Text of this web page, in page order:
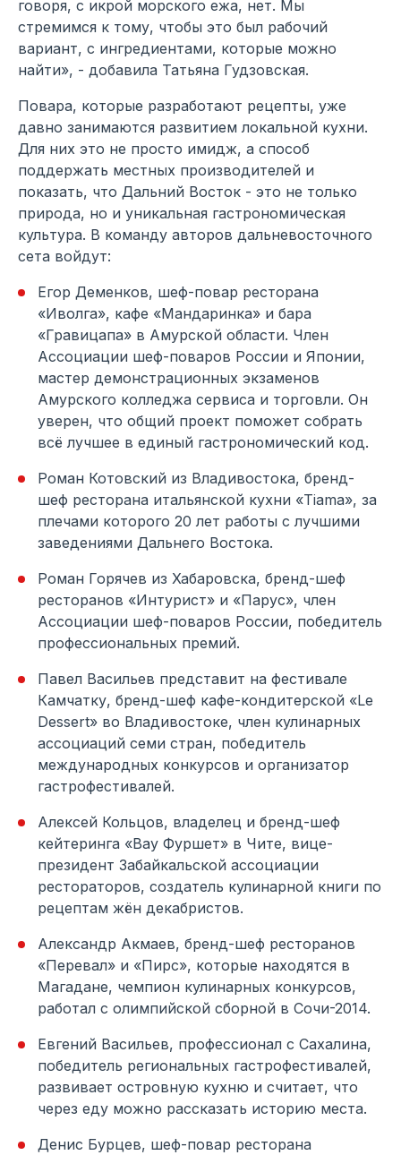
говоря, с икрой морского ежа, нет. Мы
стремимся к тому, чтобы это был рабочий
вариант, с ингредиентами, которые можно
найти», - добавила Татьяна Гудзовская.
Повара, которые разработают рецепты, уже
давно занимаются развитием локальной кухни.
Для них это не просто имидж, а способ
поддержать местных производителей и
показать, что Дальний Восток - это не только
природа, но и уникальная гастрономическая
культура. В команду авторов дальневосточного
сета войдут:
Егор Деменков, шеф-повар ресторана
«Иволга», кафе «Мандаринка» и бара
«Гравицапа» в Амурской области. Член
Ассоциации шеф-поваров России и Японии,
мастер демонстрационных экзаменов
Амурского колледжа сервиса и торговли. Он
уверен, что общий проект поможет собрать
всё лучшее в единый гастрономический код.
Роман Котовский из Владивостока, бренд-
шеф ресторана итальянской кухни «Tiama», за
плечами которого 20 лет работы с лучшими
заведениями Дальнего Востока.
Роман Горячев из Хабаровска, бренд-шеф
ресторанов «Интурист» и «Парус», член
Ассоциации шеф-поваров России, победитель
профессиональных премий.
Павел Васильев представит на фестивале
Камчатку, бренд-шеф кафе-кондитерской «Le
Dessert» во Владивостоке, член кулинарных
ассоциаций семи стран, победитель
международных конкурсов и организатор
гастрофестивалей.
Алексей Кольцов, владелец и бренд-шеф
кейтеринга «Вау Фуршет» в Чите, вице-
президент Забайкальской ассоциации
рестораторов, создатель кулинарной книги по
рецептам жён декабристов.
Александр Акмаев, бренд-шеф ресторанов
«Перевал» и «Пирс», которые находятся в
Магадане, чемпион кулинарных конкурсов,
работал с олимпийской сборной в Сочи-2014.
Евгений Васильев, профессионал с Сахалина,
победитель региональных гастрофестивалей,
развивает островную кухню и считает, что
через еду можно рассказать историю места.
Денис Бурцев, шеф-повар ресторана